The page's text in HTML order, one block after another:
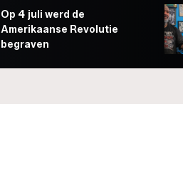
Op 4 juli werd de
Amerikaanse Revolutie
begraven